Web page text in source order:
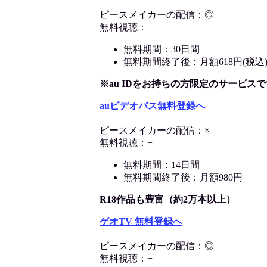
ピースメイカーの配信：◎
無料視聴：−
無料期間：30日間
無料期間終了後：月額618円(税込)
※au IDをお持ちの方限定のサービス
auビデオパス無料登録へ
ピースメイカーの配信：×
無料視聴：−
無料期間：14日間
無料期間終了後：月額980円
R18作品も豊富（約2万本以上）
ゲオTV 無料登録へ
ピースメイカーの配信：◎
無料視聴：−